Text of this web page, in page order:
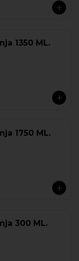
1350 ML.
1750 ML.
300 ML.